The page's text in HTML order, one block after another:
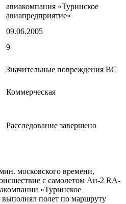
авиакомпания «Туринское
авиапредприятие»
09.06.2005
9
Значительные повреждения ВС
Коммерческая
Расследование завершено
московского времени,
с самолетом Ан-2 RA-
«Туринское
выполнял полет по маршруту